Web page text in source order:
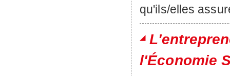
qu'ils/elles
l'Économie